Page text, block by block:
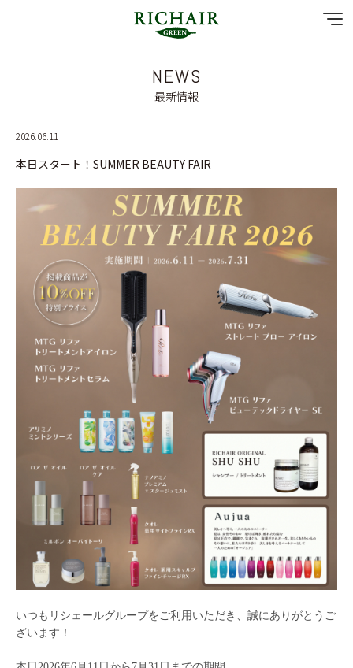
MENU
SHOP & STAFF
COUPON
GALLERY
RECRUIT
BLOG
NEWS
最新情報
2026.06.11
本日スタート！SUMMER BEAUTY FAIR
いつもリシェールグループをご利用いただき、誠にありがとうご
ざいます！